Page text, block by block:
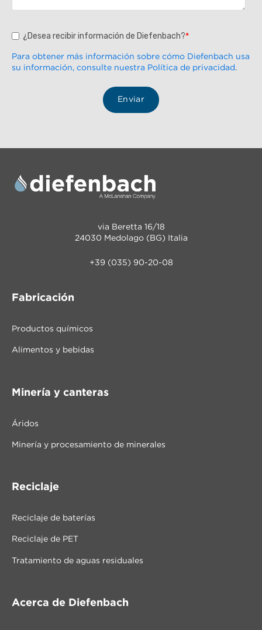
¿Desea recibir información de Diefenbach?*
Para obtener más información sobre cómo Diefenbach usa
su información, consulte nuestra Política de privacidad .
via Beretta 16/18
24030 Medolago (BG) Italia
+39 (035) 90-20-08
Fabricación
Productos químicos
Alimentos y bebidas
Minería y canteras
Áridos
Minería y procesamiento de minerales
Reciclaje
Reciclaje de baterías
Reciclaje de PET
Tratamiento de aguas residuales
Acerca de Diefenbach